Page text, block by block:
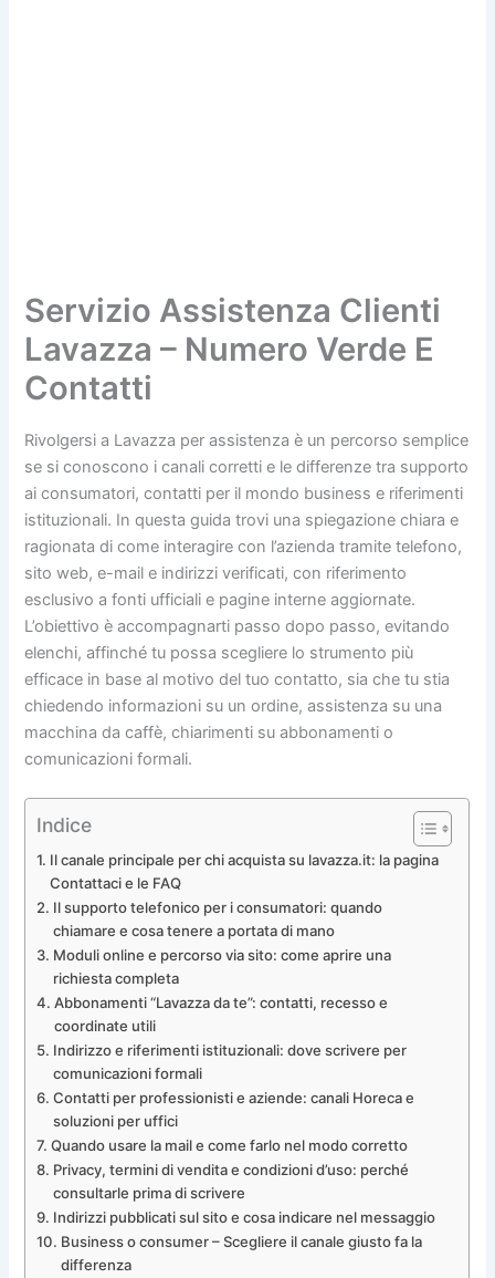
Servizio Assistenza Clienti
Lavazza – Numero Verde E
Contatti
Rivolgersi a Lavazza per assistenza è un percorso semplice
se si conoscono i canali corretti e le differenze tra supporto
ai consumatori, contatti per il mondo business e riferimenti
istituzionali. In questa guida trovi una spiegazione chiara e
ragionata di come interagire con l’azienda tramite telefono,
sito web, e-mail e indirizzi verificati, con riferimento
esclusivo a fonti ufficiali e pagine interne aggiornate.
L’obiettivo è accompagnarti passo dopo passo, evitando
elenchi, affinché tu possa scegliere lo strumento più
efficace in base al motivo del tuo contatto, sia che tu stia
chiedendo informazioni su un ordine, assistenza su una
macchina da caffè, chiarimenti su abbonamenti o
comunicazioni formali.
Indice
Il canale principale per chi acquista su lavazza.it: la pagina
Contattaci e le FAQ
Il supporto telefonico per i consumatori: quando
chiamare e cosa tenere a portata di mano
Moduli online e percorso via sito: come aprire una
richiesta completa
Abbonamenti “Lavazza da te”: contatti, recesso e
coordinate utili
Indirizzo e riferimenti istituzionali: dove scrivere per
comunicazioni formali
Contatti per professionisti e aziende: canali Horeca e
soluzioni per uffici
Quando usare la mail e come farlo nel modo corretto
Privacy, termini di vendita e condizioni d’uso: perché
consultarle prima di scrivere
Indirizzi pubblicati sul sito e cosa indicare nel messaggio
Business o consumer – Scegliere il canale giusto fa la
differenza